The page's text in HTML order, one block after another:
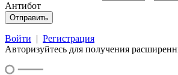
Антибот
Отправить
Войти | Регистрация
Авторизуйтесь для получения